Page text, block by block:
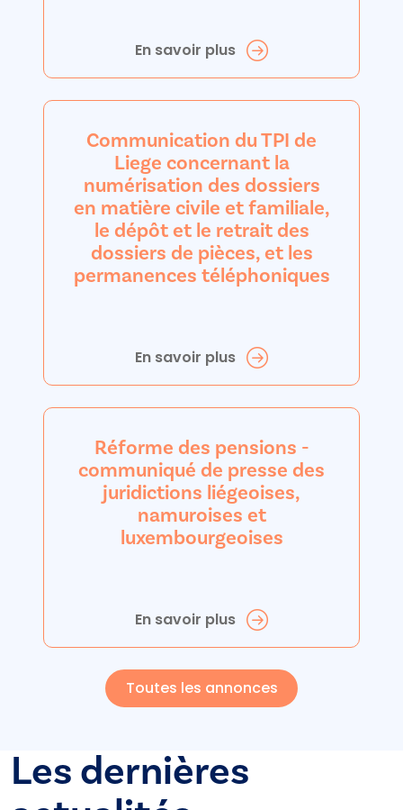
En savoir plus
Communication du TPI de
Liege concernant la
numérisation des dossiers
en matière civile et familiale,
le dépôt et le retrait des
dossiers de pièces, et les
permanences téléphoniques
En savoir plus
Réforme des pensions -
communiqué de presse des
juridictions liégeoises,
namuroises et
luxembourgeoises
En savoir plus
Toutes les annonces
Les dernières